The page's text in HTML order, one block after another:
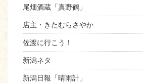
尾畑酒蔵「真野鶴」
店主・きたむらさやか
佐渡に行こう！
新潟ネタ
新潟日報「晴雨計」